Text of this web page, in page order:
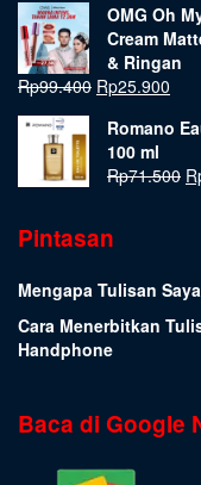
OMG Oh
Cream
& Ringan
Rp99.400 Rp25.900
Romano
100 ml
Rp71.500
Pintasan
Mengapa Tulisan
Cara Menerbitkan
Handphone
Baca di Google